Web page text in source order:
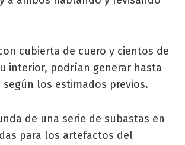
cubierta de cuero y cientos de
interior, podrían generar hasta
según los estimados previos.
de una serie de subastas en
para los artefactos del